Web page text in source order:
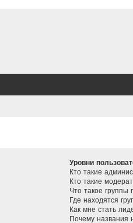
Уровни
Кто такие
Кто такие
Что такое группы
Где находятся
Как мне стать
Почему названия